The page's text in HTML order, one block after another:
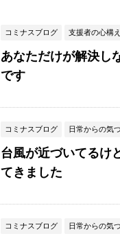
コミナスブログ 支援者の心構え
あなただけが解決し
です
コミナスブログ 日常からの気
台風が近づいてるけ
てきました
コミナスブログ 日常からの気